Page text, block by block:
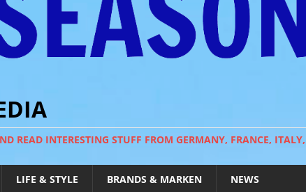
READ INTERESTING STUFF FROM GERMANY, FRANCE,
LIFE & STYLE BRANDS & MARKEN NEWS